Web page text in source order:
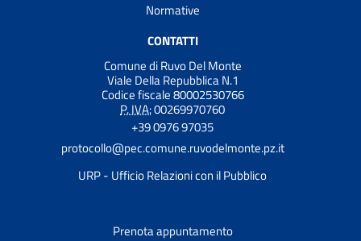
Normative
CONTATTI
Comune di Ruvo Del Monte
Viale Della Repubblica N.1
Codice fiscale 80002530766
P. IVA:00269970760
+39 0976 97035
protocollo@pec.comune.ruvodelmonte.pz.it
URP - Ufficio Relazioni con il Pubblico
Prenota appuntamento